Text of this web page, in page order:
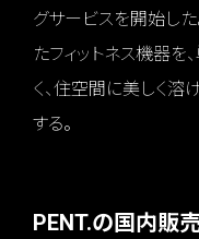
グサービスを開始した
たフィットネス機器を
く、住空間に美しく溶
する。
PENT.の国内販